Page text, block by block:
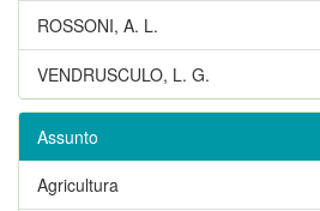
ROSSONI, A. L.
VENDRUSCULO, L. G.
Assunto
Agricultura